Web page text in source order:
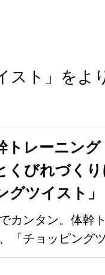
スト」をよ
トレーニン
くびれづく
グツイスト」
でカンタン。体幹
「チョッピング